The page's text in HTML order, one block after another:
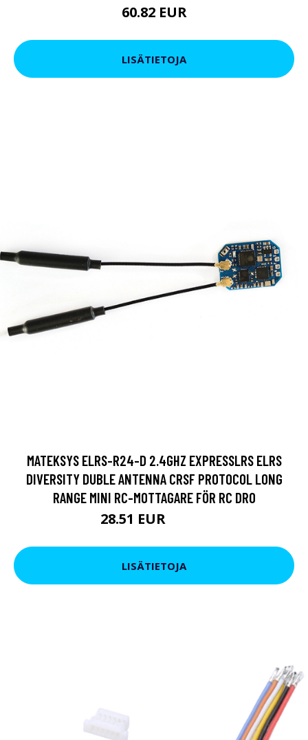
60.82 EUR
LISÄTIETOJA
MATEKSYS ELRS-R24-D 2.4GHZ EXPRESSLRS ELRS
DIVERSITY DUBLE ANTENNA CRSF PROTOCOL LONG
RANGE MINI RC-MOTTAGARE FÖR RC DRO
28.51 EUR
LISÄTIETOJA